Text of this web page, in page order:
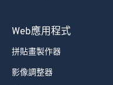
Web應用程式
拼貼畫製作器
影像調整器